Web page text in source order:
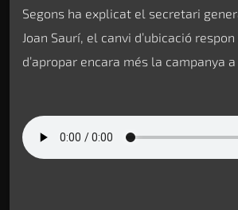
Segons ha explicat el secretari
Joan Saurí, el canvi d’ubicació
d’apropar encara més la campanya